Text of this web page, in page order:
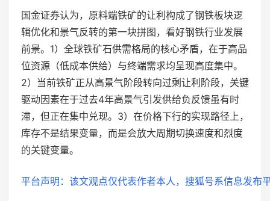
国金证券认为，原料端铁矿的让利构成了钢铁板块逻
辑优化和景气反转的第一块拼图，看好钢铁行业发展
前景。1）全球铁矿石供需格局的核心矛盾，在于高品
位资源（低成本供给）与终端需求均呈现高度集中。
2）当前铁矿正从高景气阶段转向过剩让利阶段，关键
驱动因素在于过去4年高景气引发供给负反馈虽有时
滞，但正在集中兑现。3）在价格下行的实现路径上，
库存不是结果变量，而是会放大周期切换速度和烈度
的关键变量。
平台声明：该文观点仅代表作者本人，搜狐号系信息发布